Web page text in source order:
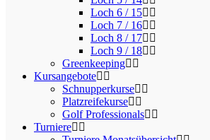
Loch 6 / 15
Loch 7 / 16
Loch 8 / 17
Loch 9 / 18
Greenkeeping
Kursangebote
Schnupperkurse
Platzreifekurse
Golf Professionals
Turniere